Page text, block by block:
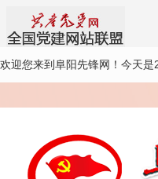
欢迎您来到阜阳先锋网！ 今天是